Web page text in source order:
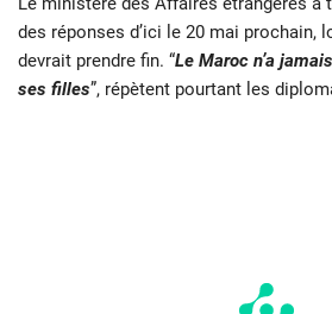
des réponses d’ici le 20 mai prochain,
devrait prendre fin. “Le Maroc n’a
ses filles”, répètent pourtant les